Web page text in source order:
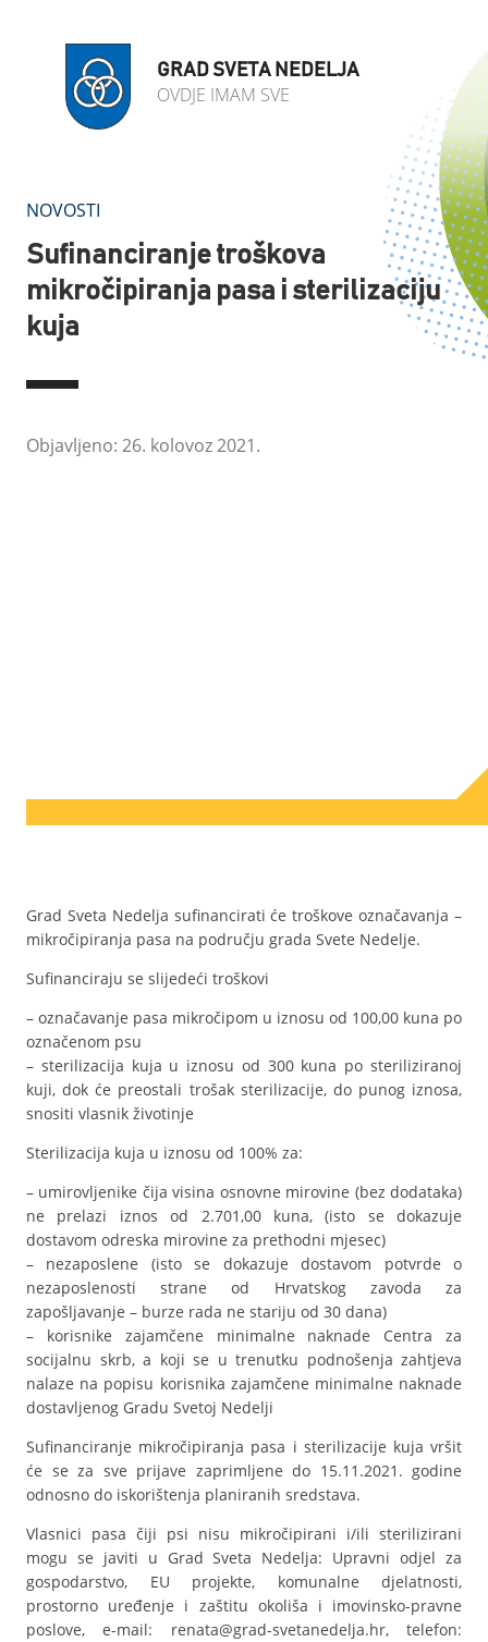
GRAD SVETA NEDELJA
OVDJE IMAM SVE
NOVOSTI
Sufinanciranje troškova
mikročipiranja pasa i sterilizaciju
kuja
Objavljeno: 26. kolovoz 2021.
Grad Sveta Nedelja sufinancirati će troškove označavanja –
mikročipiranja pasa na području grada Svete Nedelje.
Sufinanciraju se slijedeći troškovi
– označavanje pasa mikročipom u iznosu od 100,00 kuna po
označenom psu
– sterilizacija kuja u iznosu od 300 kuna po steriliziranoj
kuji, dok će preostali trošak sterilizacije, do punog iznosa,
snositi vlasnik životinje
Sterilizacija kuja u iznosu od 100% za:
– umirovljenike čija visina osnovne mirovine (bez dodataka)
ne prelazi iznos od 2.701,00 kuna, (isto se dokazuje
dostavom odreska mirovine za prethodni mjesec)
– nezaposlene (isto se dokazuje dostavom potvrde o
nezaposlenosti strane od Hrvatskog zavoda za
zapošljavanje – burze rada ne stariju od 30 dana)
– korisnike zajamčene minimalne naknade Centra za
socijalnu skrb, a koji se u trenutku podnošenja zahtjeva
nalaze na popisu korisnika zajamčene minimalne naknade
dostavljenog Gradu Svetoj Nedelji
Sufinanciranje mikročipiranja pasa i sterilizacije kuja vršit
će se za sve prijave zaprimljene do 15.11.2021. godine
odnosno do iskorištenja planiranih sredstava.
Vlasnici pasa čiji psi nisu mikročipirani i/ili sterilizirani
mogu se javiti u Grad Sveta Nedelja: Upravni odjel za
gospodarstvo, EU projekte, komunalne djelatnosti,
prostorno uređenje i zaštitu okoliša i imovinsko-pravne
poslove, e-mail: renata@grad-svetanedelja.hr, telefon: